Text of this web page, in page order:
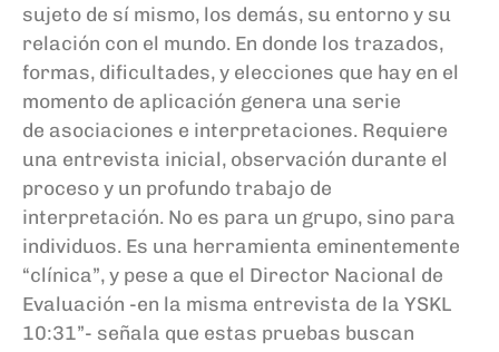
sujeto de sí mismo, los demás, su entorno y su
relación con el mundo. En donde los trazados,
formas, dificultades, y elecciones que hay en el
momento de aplicación genera una serie
de asociaciones e interpretaciones. Requiere
una entrevista inicial, observación durante el
proceso y un profundo trabajo de
interpretación. No es para un grupo, sino para
individuos. Es una herramienta eminentemente
“clínica”, y pese a que el Director Nacional de
Evaluación -en la misma entrevista de la YSKL
10:31”- señala que estas pruebas buscan